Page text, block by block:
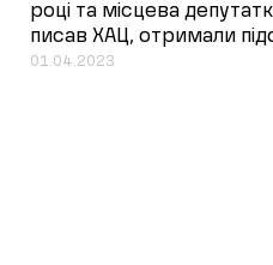
році та місцева
писав ХАЦ, отримали
01.04.2023